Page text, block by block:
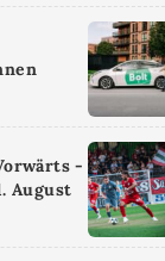
-
August